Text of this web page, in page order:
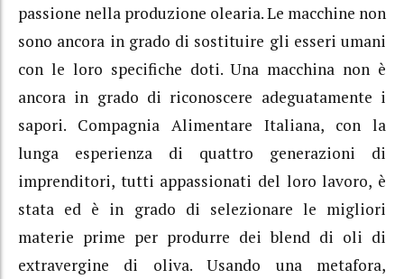
passione nella produzione olearia. Le macchine non
sono ancora in grado di sostituire gli esseri umani
con le loro specifiche doti. Una macchina non è
ancora in grado di riconoscere adeguatamente i
sapori. Compagnia Alimentare Italiana, con la
lunga esperienza di quattro generazioni di
imprenditori, tutti appassionati del loro lavoro, è
stata ed è in grado di selezionare le migliori
materie prime per produrre dei blend di oli di
extravergine di oliva. Usando una metafora,